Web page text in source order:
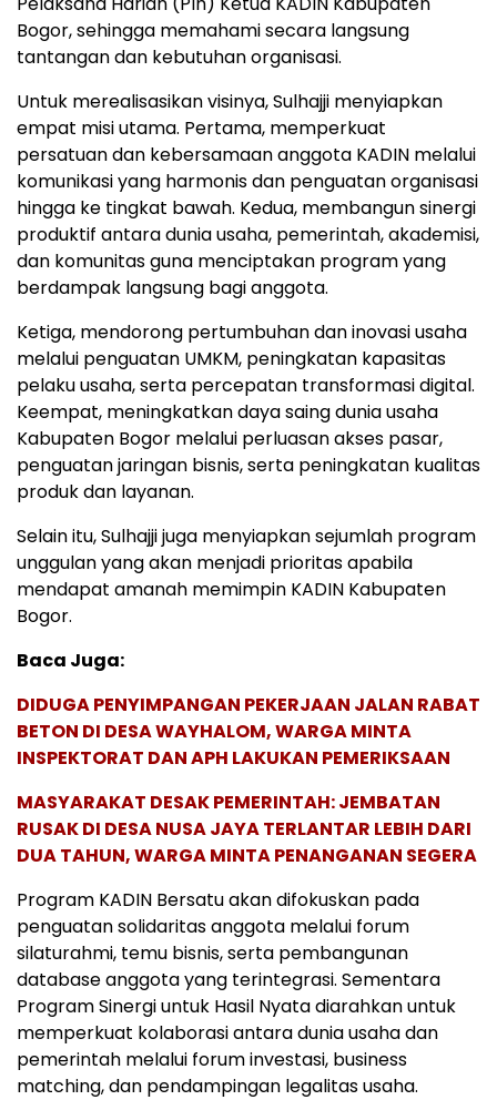
Bogor, sehingga memahami secara langsung
tantangan dan kebutuhan organisasi.
Untuk merealisasikan visinya, Sulhajji menyiapkan
empat misi utama. Pertama, memperkuat
persatuan dan kebersamaan anggota KADIN melalui
komunikasi yang harmonis dan penguatan organisasi
hingga ke tingkat bawah. Kedua, membangun sinergi
produktif antara dunia usaha, pemerintah, akademisi,
dan komunitas guna menciptakan program yang
berdampak langsung bagi anggota.
Ketiga, mendorong pertumbuhan dan inovasi usaha
melalui penguatan UMKM, peningkatan kapasitas
pelaku usaha, serta percepatan transformasi digital.
Keempat, meningkatkan daya saing dunia usaha
Kabupaten Bogor melalui perluasan akses pasar,
penguatan jaringan bisnis, serta peningkatan kualitas
produk dan layanan.
Selain itu, Sulhajji juga menyiapkan sejumlah program
unggulan yang akan menjadi prioritas apabila
mendapat amanah memimpin KADIN Kabupaten
Bogor.
Baca Juga:
DIDUGA PENYIMPANGAN PEKERJAAN JALAN RABAT
BETON DI DESA WAYHALOM, WARGA MINTA
INSPEKTORAT DAN APH LAKUKAN PEMERIKSAAN
MASYARAKAT DESAK PEMERINTAH: JEMBATAN
RUSAK DI DESA NUSA JAYA TERLANTAR LEBIH DARI
DUA TAHUN, WARGA MINTA PENANGANAN SEGERA
Program KADIN Bersatu akan difokuskan pada
penguatan solidaritas anggota melalui forum
silaturahmi, temu bisnis, serta pembangunan
database anggota yang terintegrasi. Sementara
Program Sinergi untuk Hasil Nyata diarahkan untuk
memperkuat kolaborasi antara dunia usaha dan
pemerintah melalui forum investasi, business
matching, dan pendampingan legalitas usaha.